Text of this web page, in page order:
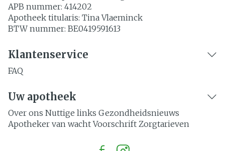
APB nummer: 414202
Apotheek titularis: Tina Vlaeminck
BTW nummer: BE0419591613
Klantenservice
FAQ
Uw apotheek
Over ons Nuttige links Gezondheidsnieuws
Apotheker van wacht Voorschrift Zorgtarieven